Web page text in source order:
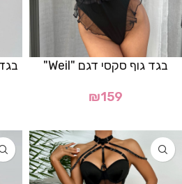
בגד גוף סקסי דגם "Weil"
₪159